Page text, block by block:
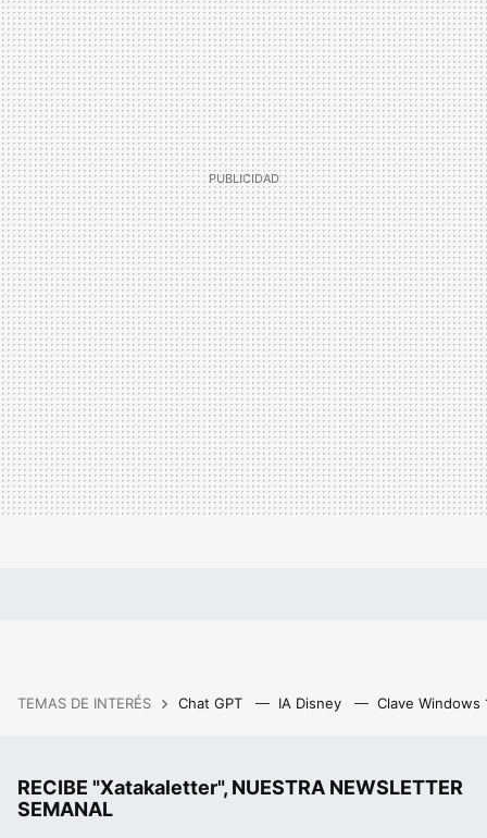
TEMAS DE INTERÉS Chat GPT IA Disney Clave Windows
RECIBE "Xatakaletter", NUESTRA NEWSLETTER
SEMANAL